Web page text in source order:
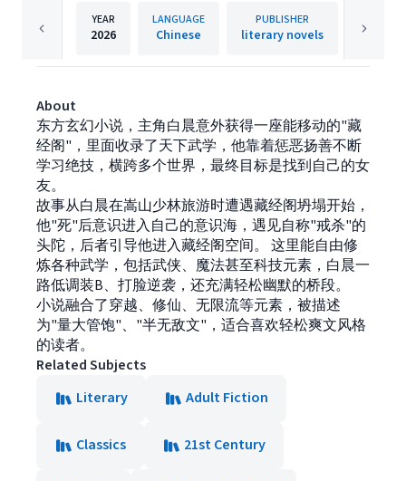
YEAR
2026
LANGUAGE
Chinese
PUBLISHER
literary novels
About
东方玄幻小说，主角白晨意外获得一座能移动的"藏
经阁"，里面收录了天下武学，他靠着惩恶扬善不断
学习绝技，横跨多个世界，最终目标是找到自己的女
友。
故事从白晨在嵩山少林旅游时遭遇藏经阁坍塌开始，
他"死"后意识进入自己的意识海，遇见自称"戒杀"的
头陀，后者引导他进入藏经阁空间。 这里能自由修
炼各种武学，包括武侠、魔法甚至科技元素，白晨一
路低调装B、打脸逆袭，还充满轻松幽默的桥段。
小说融合了穿越、修仙、无限流等元素，被描述
为"量大管饱"、"半无敌文"，适合喜欢轻松爽文风格
的读者。
Related Subjects
Literary
Adult Fiction
Classics 21st Century